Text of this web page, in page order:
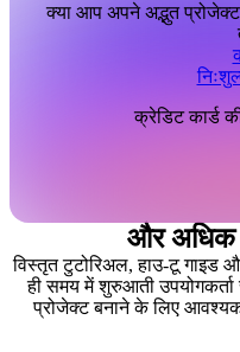
क्या आप अपने अद्भुत
क्रेडिट कार्ड
और अधिक
विस्तृत टुटोरिअल, हाउ-टू
ही समय में शुरुआती
प्रोजेक्ट बनाने के लिए